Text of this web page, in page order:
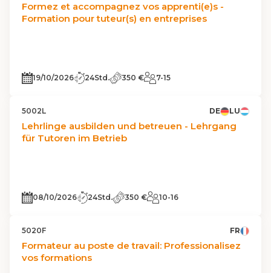
Formez et accompagnez vos apprenti(e)s -
Formation pour tuteur(s) en entreprises
19/10/2026 24Std. 350 € 7-15
5002L DE LU
Lehrlinge ausbilden und betreuen - Lehrgang
für Tutoren im Betrieb
08/10/2026 24Std. 350 € 10-16
5020F FR
Formateur au poste de travail: Professionalisez
vos formations